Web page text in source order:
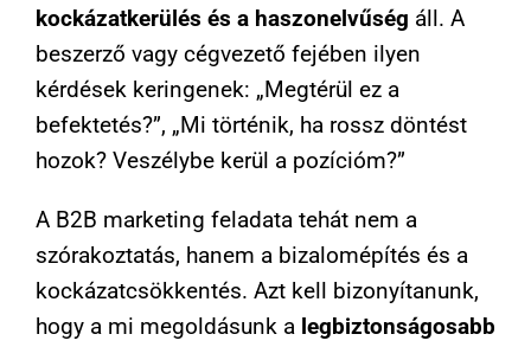
kockázatkerülés és a haszonelvűség áll. A
beszerző vagy cégvezető fejében ilyen
kérdések keringenek: „Megtérül ez a
befektetés?”, „Mi történik, ha rossz döntést
hozok? Veszélybe kerül a pozícióm?”
A B2B marketing feladata tehát nem a
szórakoztatás, hanem a bizalomépítés és a
kockázatcsökkentés. Azt kell bizonyítanunk,
hogy a mi megoldásunk a legbiztonságosabb